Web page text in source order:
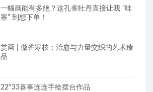
一幅画能有多绝？这孔雀牡丹直接让我 “哇
塞” 到想下单！
赏画 | 傲雀寒枝：治愈与力量交织的艺术臻
品
22*33喜事连连手绘摆台作品